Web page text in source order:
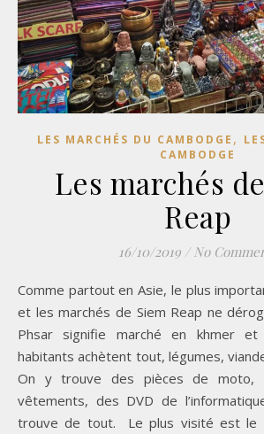
LES MARCHÉS DU CAMBODGE ,
CAMBODGE
Les marchés
Reap
16/10/2019 / No
Comme partout en Asie, le plus important c’est le « Troc »
et les marchés de Siem Reap ne
Phsar signifie marché en khmer
habitants achètent tout, légumes,
On y trouve des pièces de moto,
vêtements, des DVD de
trouve de tout. Le plus visité est le